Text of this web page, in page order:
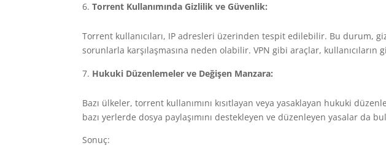
Torrent Kullanımında Gizlilik ve Güvenlik:
Torrent kullanıcıları, IP adresleri üzerinden tespit edilebilir. Bu durum,
sorunlarla karşılaşmasına neden olabilir. VPN gibi araçlar,
Hukuki Düzenlemeler ve Değişen Manzara:
Bazı ülkeler, torrent kullanımını kısıtlayan veya yasaklayan hukuki
bazı yerlerde dosya paylaşımını destekleyen ve düzenleyen yasalar da
Sonuç: